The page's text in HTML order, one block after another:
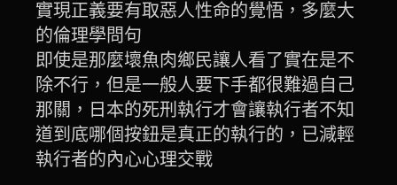
實現正義要有取惡人性命的覺悟，多麼大
的倫理學問句
即使是那麼壞魚肉鄉民讓人看了實在是不
除不行，但是一般人要下手都很難過自己
那關，日本的死刑執行才會讓執行者不知
道到底哪個按鈕是真正的執行的，已減輕
執行者的內心心理交戰